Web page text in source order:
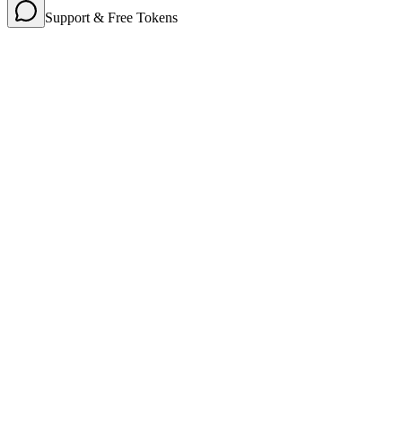
Support & Free Tokens